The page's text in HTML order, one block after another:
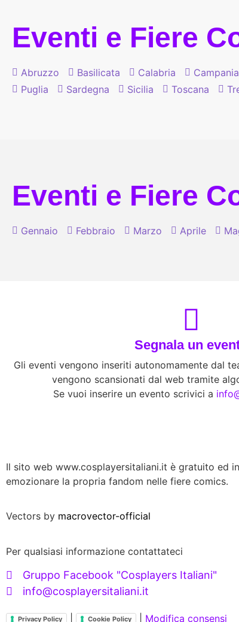
Eventi e Fiere
Abruzzo Basilicata Calabria Campania
Puglia
Sardegna Sicilia Toscana
Eventi e Fiere
Gennaio Febbraio Marzo Aprile
Segnala un
Gli eventi vengono inseriti autonomamente dal
vengono scansionati dal web tramite
Se vuoi inserire un evento scrivici a
Il sito web www.cosplayersitaliani.it è gratuito ed
emozionare la propria fandom nelle fiere comics.
Vectors by macrovector-official
Per qualsiasi informazione contattateci
Gruppo Facebook "Cosplayers Italiani"
info@cosplayersitaliani.it
Privacy Policy Cookie Policy Modifica consensi